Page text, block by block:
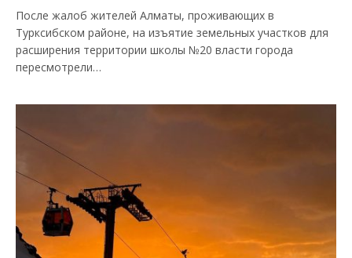
После жалоб жителей Алматы, проживающих в
Турксибском районе, на изъятие земельных участков для
расширения территории школы №20 власти города
пересмотрели…